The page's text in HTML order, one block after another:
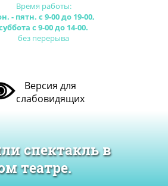
Время работы:
- пятн. с 9-00 до 19-00,
с 9-00 до 14-00.
без перерыва
Версия для
слабовидящих
спектакль в
театре.